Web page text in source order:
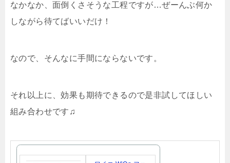
なかなか、面倒くさそうな工程ですが…ぜーんぶ何か
しながら待てばいいだけ！
なので、そんなに手間にならないです。
それ以上に、効果も期待できるので是非試してほしい
組み合わせです♫